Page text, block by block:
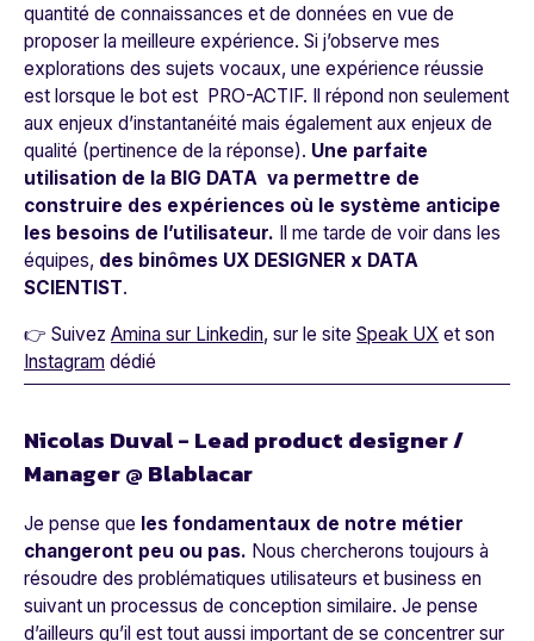
quantité de connaissances et de données en vue de
proposer la meilleure expérience. Si j’observe mes
explorations des sujets vocaux, une expérience réussie
est lorsque le bot est PRO-ACTIF. Il répond non seulement
aux enjeux d’instantanéité mais également aux enjeux de
qualité (pertinence de la réponse). Une parfaite
utilisation de la BIG DATA va permettre de
construire des expériences où le système anticipe
les besoins de l’utilisateur. Il me tarde de voir dans les
équipes, des binômes UX DESIGNER x DATA
SCIENTIST.
👉 Suivez Amina sur Linkedin, sur le site Speak UX et son
Instagram dédié
Nicolas Duval - Lead product designer /
Manager @ Blablacar
Je pense que les fondamentaux de notre métier
changeront peu ou pas. Nous chercherons toujours à
résoudre des problématiques utilisateurs et business en
suivant un processus de conception similaire. Je pense
d’ailleurs qu’il est tout aussi important de se concentrer sur